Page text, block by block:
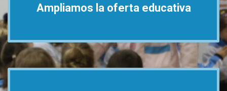
Ampliamos la oferta educativa